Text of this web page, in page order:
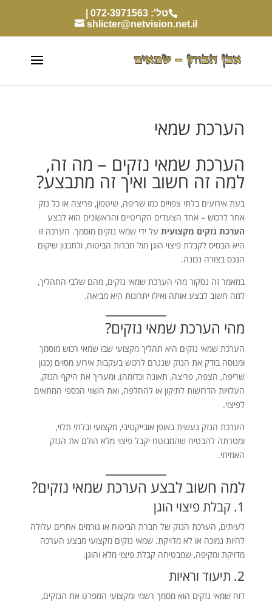
טל': 072-3971563 |
shlicter@netvision.net.il
הערכת שמאי
הערכת שמאי נזקים – מה זה,
למה זה חשוב ואיך זה מתבצע?
בעת אירועים בלתי צפויים כמו שריפה, שיטפון, פריצה או כל נזק
אחר לרכוש – אחד הצעדים הקריטיים והראשונים הוא לבצע
הערכת נזקים מקצועיתעל ידי שמאי נזקים מוסמך. הערכה זו
היא הבסיס לקבלת פיצוי הוגן מול חברות הביטוח, ולתכנון שיקום
הנכס בצורה נכונה.
במאמר זה נסקור מהי הערכת שמאי נזקים, מהם שלבי התהליך,
למה חשוב לבצע אותה ואילו יתרונות היא מביאה.
מהי הערכת שמאי נזקים?
הערכת שמאי נזקים היא תהליך מקצועי שבו שמאי רכוש מוסמך
ומנוסה בודק את הנזק שנגרם לרכוש בעקבות אירוע מסוים (כגון
שריפה, הצפה, פריצה, תאונה וכדומה), ומעריך את היקף הנזק,
העלויות הדרושות לתיקון או להחלפה, ואת השווי הכספי המתאים
לפיצוי.
הערכת הנזק נעשית באופן אובייקטיבי, מקצועי ובלתי תלוי,
ומטרתה להבטיח שהמבוטח יקבל פיצוי מלא הולם את הנזק
האמיתי.
למה חשוב לבצע הערכת שמאי נזקים?
1. קבלת פיצוי הוגן
לעיתים, הערכת הנזק של חברת הביטוח או גורמים אחרים עלולה
להיות נמוכה או לא מדויקת. שמאי נזקים מקצועי מבצע הערכה
מדויקת ומקיפה, שמבטיחה קבלת פיצוי מלא והוגן.
2. תיעוד וראיות
דוח שמאי נזקים הוא מסמך רשמי ומקצועי המפרט את הנזקים,